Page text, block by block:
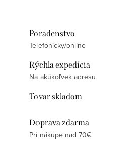
Poradenstvo
Telefonicky/online
Rýchla expedícia
Na akúkoľvek adresu
Tovar skladom
Doprava zdarma
Pri nákupe nad 70€